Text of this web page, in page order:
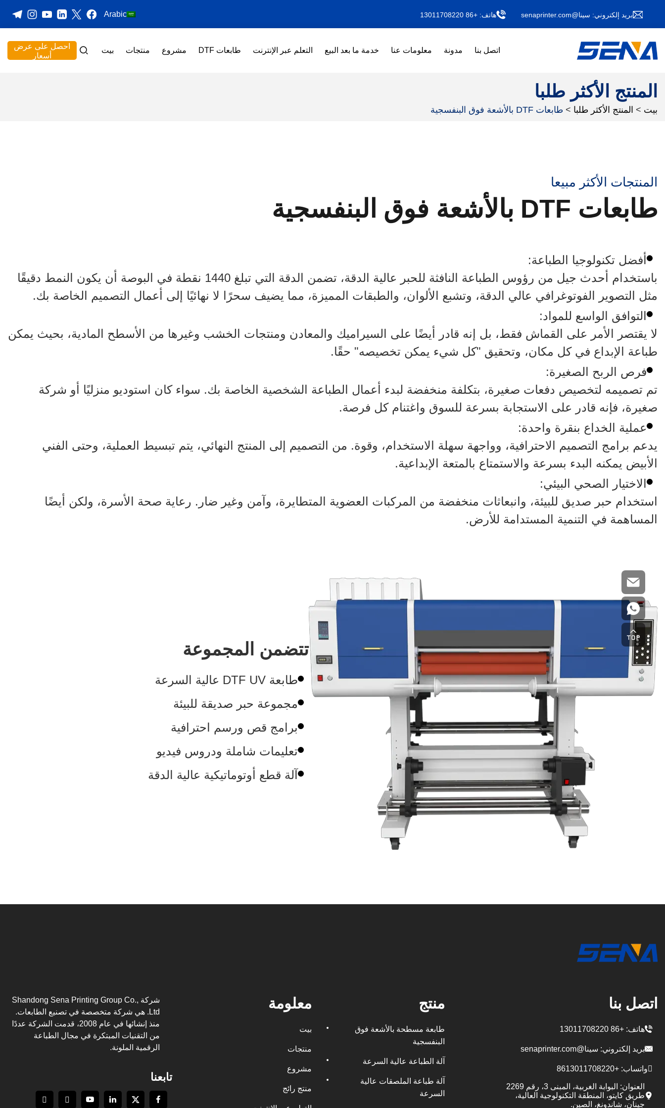
بريد إلكتروني: سينا@senaprinter.com هاتف: +86 13011708220
Arabic
بيت منتجات مشروع طابعات DTF التعلم عبر الإنترنت خدمة ما بعد البيع معلومات عنا مدونة اتصل بنا
احصل على عرض
أسعار
المنتج الأكثر طلبا
بيت > المنتج الأكثر طلبا > طابعات DTF بالأشعة فوق البنفسجية
المنتجات الأكثر مبيعا
طابعات DTF بالأشعة فوق البنفسجية
أفضل تكنولوجيا الطباعة:
باستخدام أحدث جيل من رؤوس الطباعة النافثة للحبر عالية الدقة، تضمن الدقة التي تبلغ 1440 نقطة في البوصة أن يكون النمط دقيقًا
مثل التصوير الفوتوغرافي عالي الدقة، وتشبع الألوان، والطبقات المميزة، مما يضيف سحرًا لا نهائيًا إلى أعمال التصميم الخاصة بك.
التوافق الواسع للمواد:
لا يقتصر الأمر على القماش فقط، بل إنه قادر أيضًا على السيراميك والمعادن ومنتجات الخشب وغيرها من الأسطح المادية، بحيث يمكن
طباعة الإبداع في كل مكان، وتحقيق "كل شيء يمكن تخصيصه" حقًا.
فرص الربح الصغيرة:
تم تصميمه لتخصيص دفعات صغيرة، بتكلفة منخفضة لبدء أعمال الطباعة الشخصية الخاصة بك. سواء كان استوديو منزليًا أو شركة
صغيرة، فإنه قادر على الاستجابة بسرعة للسوق واغتنام كل فرصة.
عملية الخداع بنقرة واحدة:
يدعم برامج التصميم الاحترافية، وواجهة سهلة الاستخدام، وقوة. من التصميم إلى المنتج النهائي، يتم تبسيط العملية، وحتى الفني
الأبيض يمكنه البدء بسرعة والاستمتاع بالمتعة الإبداعية.
الاختيار الصحي البيئي:
استخدام حبر صديق للبيئة، وانبعاثات منخفضة من المركبات العضوية المتطايرة، وآمن وغير ضار. رعاية صحة الأسرة، ولكن أيضًا
المساهمة في التنمية المستدامة للأرض.
تتضمن المجموعة
طابعة DTF UV عالية السرعة
مجموعة حبر صديقة للبيئة
برامج قص ورسم احترافية
تعليمات شاملة ودروس فيديو
آلة قطع أوتوماتيكية عالية الدقة
شركة Shandong Sena Printing Group Co.,
Ltd. هي شركة متخصصة في تصنيع الطابعات.
منذ إنشائها في عام 2008، قدمت الشركة عددًا
من التقنيات المبتكرة في مجال الطباعة
الرقمية الملونة.
تابعنا
معلومة
بيت
منتجات
مشروع
منتج رائج
منتج
طابعة مسطحة بالأشعة فوق
البنفسجية
آلة الطباعة عالية السرعة
آلة طباعة الملصقات عالية
السرعة
اتصل بنا
هاتف: +86 13011708220
بريد إلكتروني: سينا@senaprinter.com
واتساب: +8613011708220
العنوان: البوابة الغربية، المبنى 3، رقم 2269
طريق كايتو، المنطقة التكنولوجية العالية،
جينان، شاندونغ، الصين.